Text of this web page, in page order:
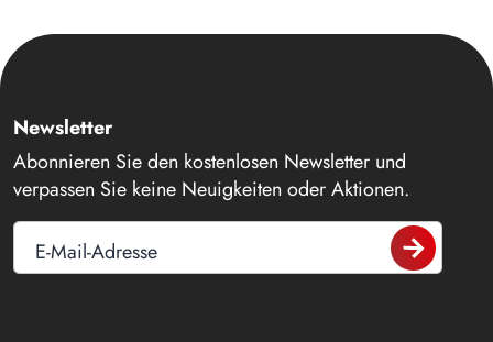
Newsletter
Abonnieren Sie den kostenlosen Newsletter und
verpassen Sie keine Neuigkeiten oder Aktionen.
E-Mail-Adresse